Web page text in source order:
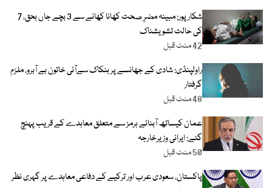
شکارپور: مبینہ مضرِ صحت کھانا کھانے سے 3 بچے جاں بحق، 7
کی حالت تشویشناک
42 منٹ قبل
راولپنڈی: شادی کے جھانسے پر بنکاک سےآئی خاتون بے آبرو، ملزم
گرفتار
48 منٹ قبل
عمان کیساتھ آبنائے ہرمز سے متعلق معاہدے کے قریب پہنچ
گئے: ایرانی وزیرخارجہ
50 منٹ قبل
پاکستان، سعودی عرب اور ترکیے کے دفاعی معاہدے پر گہری نظر